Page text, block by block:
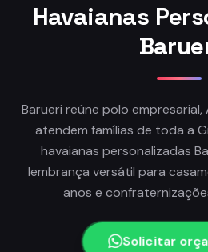
Havaianas
Barueri reúne polo empresarial,
atendem famílias de toda a
havaianas personalizadas
lembrança versátil para
anos e
Solicitar